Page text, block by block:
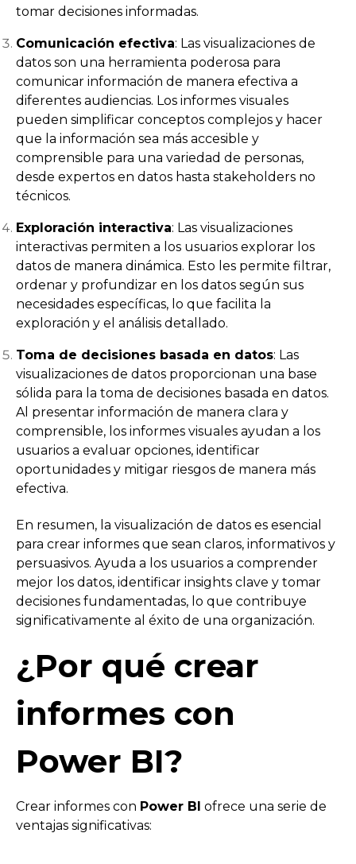
tomar decisiones informadas.
Comunicación efectiva: Las visualizaciones de
datos son una herramienta poderosa para
comunicar información de manera efectiva a
diferentes audiencias. Los informes visuales
pueden simplificar conceptos complejos y hacer
que la información sea más accesible y
comprensible para una variedad de personas,
desde expertos en datos hasta stakeholders no
técnicos.
Exploración interactiva: Las visualizaciones
interactivas permiten a los usuarios explorar los
datos de manera dinámica. Esto les permite filtrar,
ordenar y profundizar en los datos según sus
necesidades específicas, lo que facilita la
exploración y el análisis detallado.
Toma de decisiones basada en datos: Las
visualizaciones de datos proporcionan una base
sólida para la toma de decisiones basada en datos.
Al presentar información de manera clara y
comprensible, los informes visuales ayudan a los
usuarios a evaluar opciones, identificar
oportunidades y mitigar riesgos de manera más
efectiva.
En resumen, la visualización de datos es esencial
para crear informes que sean claros, informativos y
persuasivos. Ayuda a los usuarios a comprender
mejor los datos, identificar insights clave y tomar
decisiones fundamentadas, lo que contribuye
significativamente al éxito de una organización.
¿Por qué crear
informes con
Power BI?
Crear informes con Power BI ofrece una serie de
ventajas significativas: